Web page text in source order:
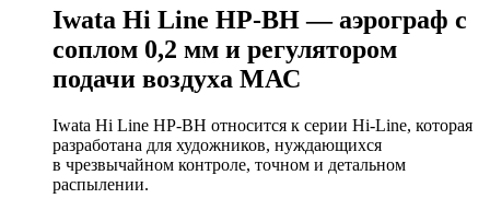
Iwata Hi Line HP-BH — аэрограф с
соплом 0,2 мм и регулятором
подачи воздуха МАС
Iwata Hi Line HP-BH относится к серии Hi-Line, которая
разработана для художников, нуждающихся
в чрезвычайном контроле, точном и детальном
распылении.